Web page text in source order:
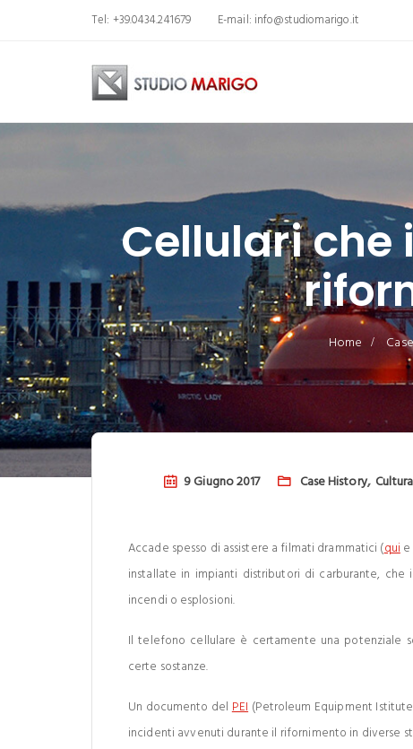
Tel: +39.0434.241679 E-mail: info@studiomarigo.it
Cellulari che
Home
9 Giugno 2017 Case History,
Accade spesso di assistere a filmati drammatici (quie
installate in impianti distributori di carburante,
incendi o esplosioni.
Il telefono cellulare è certamente una potenziale
certe sostanze.
Un documento delPEI(Petroleum Equipment Istitute
incidenti avvenuti durante il rifornimento in diverse